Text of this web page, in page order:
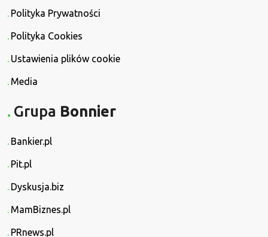
Polityka Prywatności
Polityka Cookies
Ustawienia plików cookie
Media
Grupa Bonnier
Bankier.pl
Pit.pl
Dyskusja.biz
MamBiznes.pl
PRnews.pl